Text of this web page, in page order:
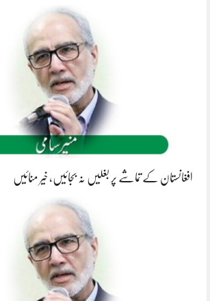
افغانستان کے تماشے پر بغلیں نہ بجائیں، خیر منائیں